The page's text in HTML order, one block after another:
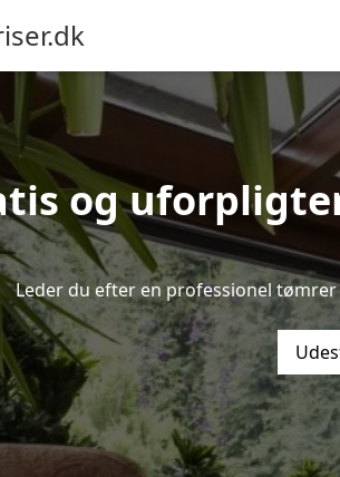
og
Leder du efter en professionel